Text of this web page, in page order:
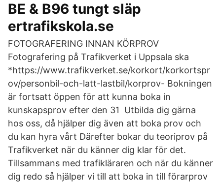
BE & B96 tungt släp
ertrafikskola.se
FOTOGRAFERING INNAN KÖRPROV
Fotografering på Trafikverket i Uppsala ska
*https://www.trafikverket.se/korkort/korkortspr
ov/personbil-och-latt-lastbil/korprov- Bokningen
är fortsatt öppen för att kunna boka in
kunskapsprov efter den 31 Utbilda dig gärna
hos oss, då hjälper dig även att boka prov och
du kan hyra vårt Därefter bokar du teoriprov på
Trafikverket när du känner dig klar för det.
Tillsammans med trafikläraren och när du känner
dig redo så hjälper vi till att boka in till förarprov